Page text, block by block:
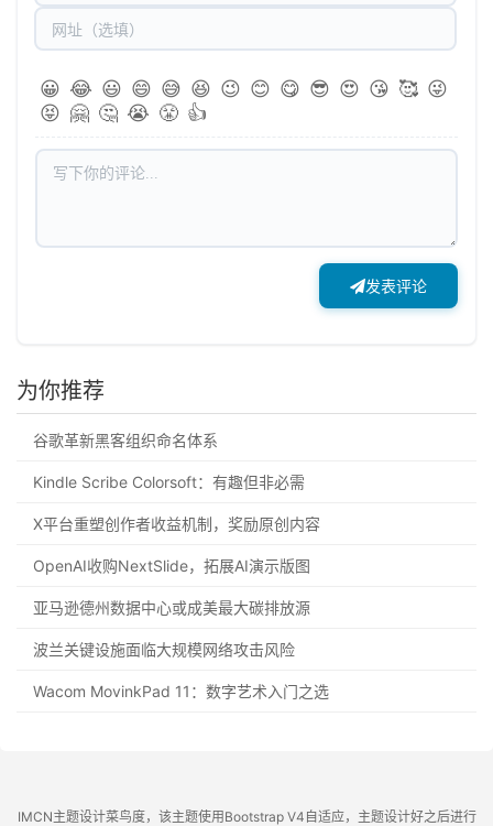
😀 😂 😃 😄 😅 😆 😉 😊 😋 😎 😍 😘 🥰 😜
😝 🤗 🤔 😭 😤 👍
发表评论
为你推荐
谷歌革新黑客组织命名体系
Kindle Scribe Colorsoft：有趣但非必需
X平台重塑创作者收益机制，奖励原创内容
OpenAI收购NextSlide，拓展AI演示版图
亚马逊德州数据中心或成美最大碳排放源
波兰关键设施面临大规模网络攻击风险
Wacom MovinkPad 11：数字艺术入门之选
IMCN主题设计菜鸟度，该主题使用Bootstrap V4自适应，主题设计好之后进行